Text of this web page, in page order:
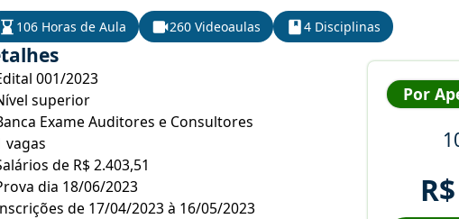
106 Horas de Aula 260 Videoaulas 4 Disciplinas
001/2023
superior
Exame Auditores e Consultores
vagas
de R$ 2.403,51
dia 18/06/2023
de 17/04/2023 à 16/05/2023
Por
R$